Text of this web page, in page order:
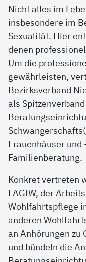
Nicht alles im
insbesondere im
Sexualität. Hier
denen
Um die
gewährleisten,
Bezirksverband
als
Frauenhäuser
Familienberatung.
Konkret vertreten
LAGfW, der
Wohlfahrtspflege
anderen
an Anhörungen zu
und bündeln die